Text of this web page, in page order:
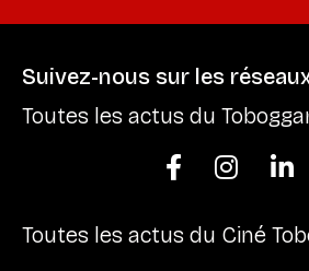
Suivez-nous sur les
Toutes les actus du

 
Toutes les actus du Ciné